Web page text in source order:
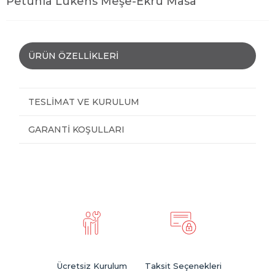
ÜRÜN ÖZELLIKLERI
TESLIMAT VE KURULUM
GARANTI KOŞULLARI
Ücretsiz Kurulum Taksit Seçenekleri